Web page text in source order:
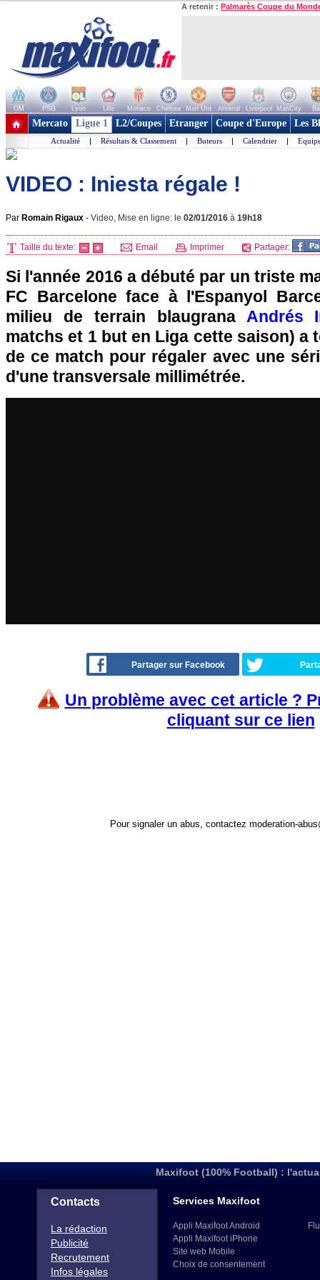
A retenir : Palmarès Coupe du
OM PSG Lyon Lille Monaco Chelsea Man Utd Arsenal Liverpool ManCity
+ de clubs
Mercato Ligue 1 L2/Coupes Etranger Coupe d'Europe Les
Actualité | Résultats & Classement | Buteurs | Calendrier |
VIDEO : Iniesta régale !
Par Romain Rigaux - Video, Mise en ligne: le 02/01/2016 à 19h18
Taille du texte: Email Imprimer Partager:
Si l'année 2016 a débuté par un triste
FC Barcelone face à l'Espanyol
milieu de terrain blaugrana Andrés
matchs et 1 but en Liga cette saison) a
de ce match pour régaler avec une
d'une transversale millimétrée.
Partager sur Facebook
Un problème avec cet article ?
cliquant sur ce lien
Pour signaler un abus, contactez moderation-
Maxifoot (100% Football) :
Contacts
La rédaction
Publicité
Recrutement
Infos légales
Services Maxifoot
Appli Maxifoot Android
Appli Maxifoot iPhone
Site web Mobile
Choix de consentement